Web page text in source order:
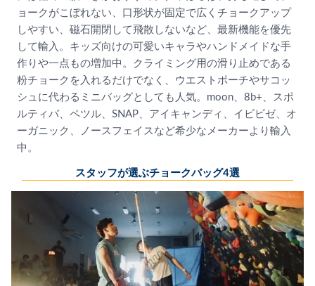
ョークがこぼれない、口形状が固定で広くチョークアップ
しやすい、磁石開閉して飛散しないなど、最新機能を優先
して輸入。キッズ向けの可愛いキャラやハンドメイドな手
作りや一点もの増加中。クライミング用の滑り止めである
粉チョークを入れるだけでなく、ウエストポーチやサコッ
シュに代わるミニバッグとしても人気。moon、8b+、スポ
ルティバ、ペツル、SNAP、アイキャンディ、イビビゼ、オ
ーガニック、ノースフェイスなど希少なメーカーより輸入
中。
スタッフが選ぶチョークバッグ4選